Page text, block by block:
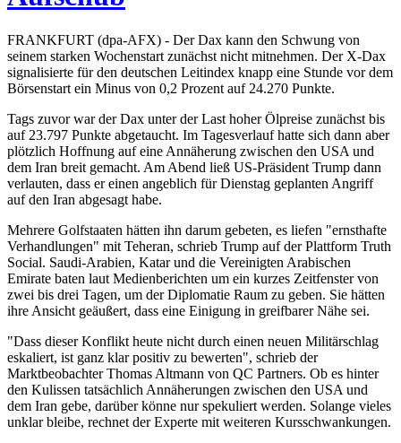
FRANKFURT (dpa-AFX) - Der Dax kann den Schwung von
seinem starken Wochenstart zunächst nicht mitnehmen. Der X-Dax
signalisierte für den deutschen Leitindex knapp eine Stunde vor dem
Börsenstart ein Minus von 0,2 Prozent auf 24.270 Punkte.
Tags zuvor war der Dax unter der Last hoher Ölpreise zunächst bis
auf 23.797 Punkte abgetaucht. Im Tagesverlauf hatte sich dann aber
plötzlich Hoffnung auf eine Annäherung zwischen den USA und
dem Iran breit gemacht. Am Abend ließ US-Präsident Trump dann
verlauten, dass er einen angeblich für Dienstag geplanten Angriff
auf den Iran abgesagt habe.
Mehrere Golfstaaten hätten ihn darum gebeten, es liefen "ernsthafte
Verhandlungen" mit Teheran, schrieb Trump auf der Plattform Truth
Social. Saudi-Arabien, Katar und die Vereinigten Arabischen
Emirate baten laut Medienberichten um ein kurzes Zeitfenster von
zwei bis drei Tagen, um der Diplomatie Raum zu geben. Sie hätten
ihre Ansicht geäußert, dass eine Einigung in greifbarer Nähe sei.
"Dass dieser Konflikt heute nicht durch einen neuen Militärschlag
eskaliert, ist ganz klar positiv zu bewerten", schrieb der
Marktbeobachter Thomas Altmann von QC Partners. Ob es hinter
den Kulissen tatsächlich Annäherungen zwischen den USA und
dem Iran gebe, darüber könne nur spekuliert werden. Solange vieles
unklar bleibe, rechnet der Experte mit weiteren Kursschwankungen.